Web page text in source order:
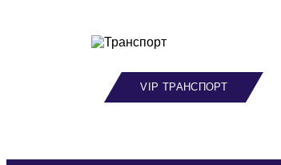
VIP ТРАНСПОРТ